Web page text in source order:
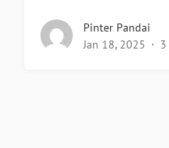
Pinter Pandai
Jan 18, 2025